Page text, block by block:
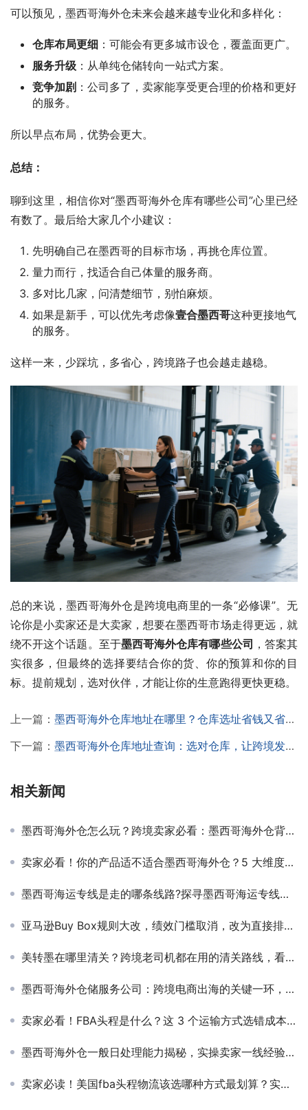
可以预见，墨西哥海外仓未来会越来越专业化和多样化：
仓库布局更细 ：可能会有更多城市设仓，覆盖面更广。
服务升级 ：从单纯仓储转向一站式方案。
竞争加剧 ：公司多了，卖家能享受更合理的价格和更好
的服务。
所以早点布局，优势会更大。
总结：
聊到这里，相信你对“墨西哥海外仓库有哪些公司”心里已经
有数了。最后给大家几个小建议：
先明确自己在墨西哥的目标市场，再挑仓库位置。
量力而行，找适合自己体量的服务商。
多对比几家，问清楚细节，别怕麻烦。
如果是新手，可以优先考虑像壹合墨西哥这种更接地气
的服务。
这样一来，少踩坑，多省心，跨境路子也会越走越稳。
总的来说，墨西哥海外仓是跨境电商里的一条“必修课”。无
论你是小卖家还是大卖家，想要在墨西哥市场走得更远，就
绕不开这个话题。至于墨西哥海外仓库有哪些公司 ，答案其
实很多，但最终的选择要结合你的货、你的预算和你的目
标。提前规划，选对伙伴，才能让你的生意跑得更快更稳。
上一篇： 墨西哥海外仓库地址在哪里？仓库选址省钱又省心，实战经验大公开，一篇文章说透！
下一篇： 墨西哥海外仓库地址查询：选对仓库，让跨境发货更省心！
相关新闻
墨西哥海外仓怎么玩？跨境卖家必看：墨西哥海外仓背后的生意经！
卖家必看！你的产品适不适合墨西哥海外仓？5 大维度精准判断
墨西哥海运专线是走的哪条线路?探寻墨西哥海运专线的温柔航道
亚马逊Buy Box规则大改，绩效门槛取消，改为直接排名竞争
美转墨在哪里清关？跨境老司机都在用的清关路线，看完省一大笔！
墨西哥海外仓储服务公司：跨境电商出海的关键一环，了解清楚再下单不吃亏！
卖家必看！FBA头程是什么？这 3 个运输方式选错成本飙升 60%！
墨西哥海外仓一般日处理能力揭秘，实操卖家一线经验分享，跨境新手必看的避坑指南！
卖家必读！美国fba头程物流该选哪种方式最划算？实用指南来了，这些坑你别踩！